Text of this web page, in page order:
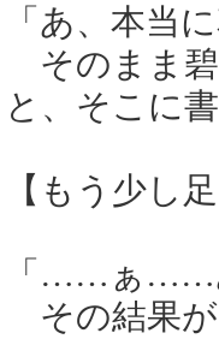
「あ、本当
そのまま碧
と、そこに
【もう少し
「……ぁ
その結果が